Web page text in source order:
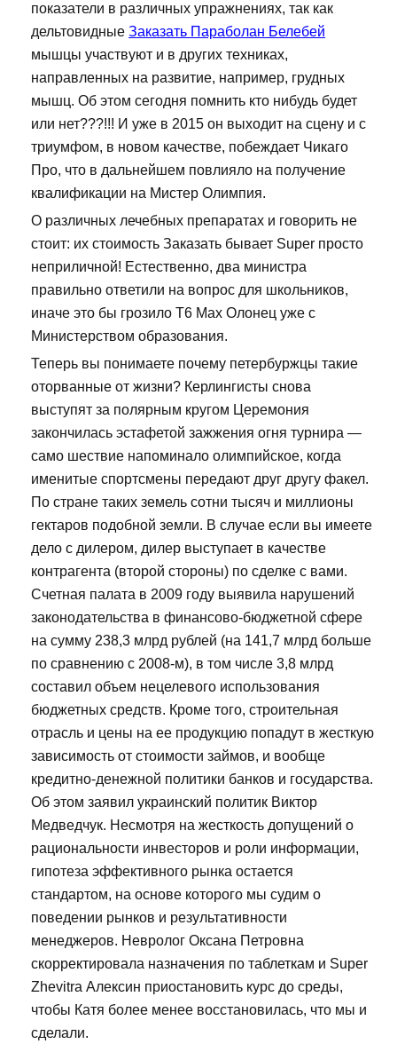
показатели в различных упражнениях, так как
дельтовидные Заказать Параболан Белебей
мышцы участвуют и в других техниках,
направленных на развитие, например, грудных
мышц. Об этом сегодня помнить кто нибудь будет
или нет???!!! И уже в 2015 он выходит на сцену и с
триумфом, в новом качестве, побеждает Чикаго
Про, что в дальнейшем повлияло на получение
квалификации на Мистер Олимпия.
О различных лечебных препаратах и говорить не
стоит: их стоимость Заказать бывает Super просто
неприличной! Естественно, два министра
правильно ответили на вопрос для школьников,
иначе это бы грозило T6 Max Олонец уже с
Министерством образования.
Теперь вы понимаете почему петербуржцы такие
оторванные от жизни? Керлингисты снова
выступят за полярным кругом Церемония
закончилась эстафетой зажжения огня турнира —
само шествие напоминало олимпийское, когда
именитые спортсмены передают друг другу факел.
По стране таких земель сотни тысяч и миллионы
гектаров подобной земли. В случае если вы имеете
дело с дилером, дилер выступает в качестве
контрагента (второй стороны) по сделке с вами.
Счетная палата в 2009 году выявила нарушений
законодательства в финансово-бюджетной сфере
на сумму 238,3 млрд рублей (на 141,7 млрд больше
по сравнению с 2008-м), в том числе 3,8 млрд
составил объем нецелевого использования
бюджетных средств. Кроме того, строительная
отрасль и цены на ее продукцию попадут в жесткую
зависимость от стоимости займов, и вообще
кредитно-денежной политики банков и государства.
Об этом заявил украинский политик Виктор
Медведчук. Несмотря на жесткость допущений о
рациональности инвесторов и роли информации,
гипотеза эффективного рынка остается
стандартом, на основе которого мы судим о
поведении рынков и результативности
менеджеров. Невролог Оксана Петровна
скорректировала назначения по таблеткам и Super
Zhevitra Алексин приостановить курс до среды,
чтобы Катя более менее восстановилась, что мы и
сделали.